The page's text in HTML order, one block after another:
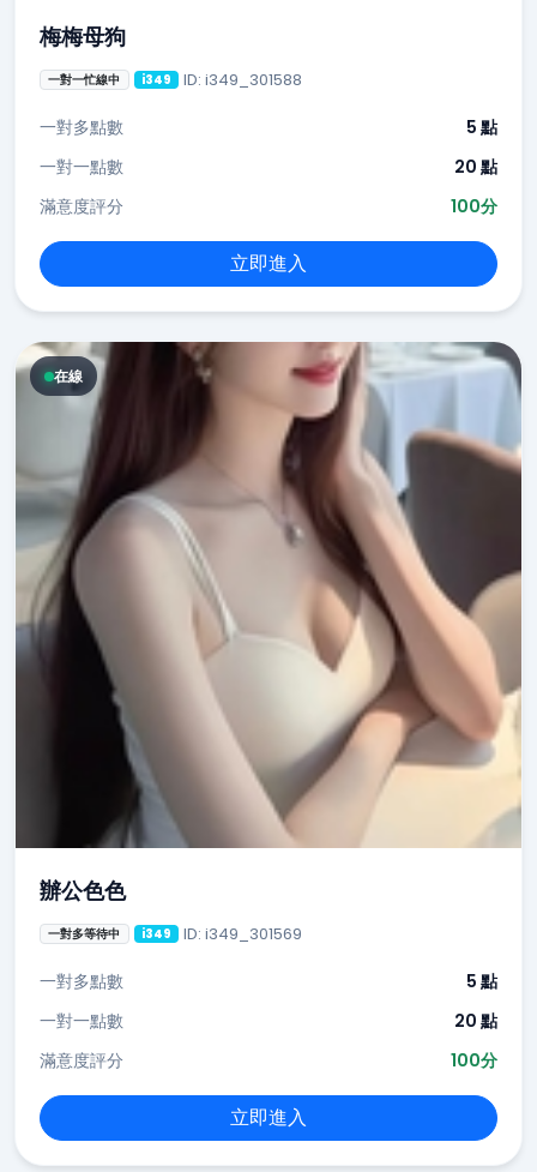
梅梅母狗
一對一忙線中 i349 ID: i349_301588
一對多點數
5 點
一對一點數
20 點
滿意度評分
100分
立即進入
在線
辦公色色
一對多等待中 i349 ID: i349_301569
一對多點數
5 點
一對一點數
20 點
滿意度評分
100分
立即進入